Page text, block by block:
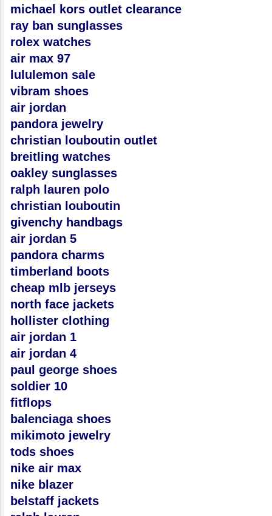
michael kors outlet clearance
ray ban sunglasses
rolex watches
air max 97
lululemon sale
vibram shoes
air jordan
pandora jewelry
christian louboutin outlet
breitling watches
oakley sunglasses
ralph lauren polo
christian louboutin
givenchy handbags
air jordan 5
pandora charms
timberland boots
cheap mlb jerseys
north face jackets
hollister clothing
air jordan 1
air jordan 4
paul george shoes
soldier 10
fitflops
balenciaga shoes
mikimoto jewelry
tods shoes
nike air max
nike blazer
belstaff jackets